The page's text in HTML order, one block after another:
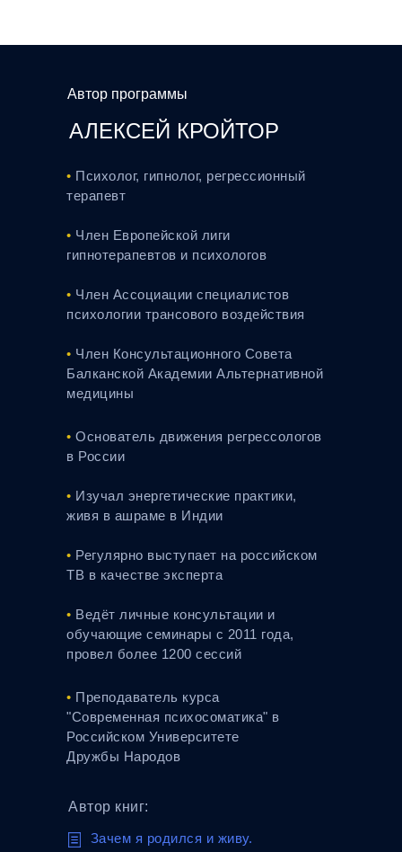
jjjjjjj Зачем я родился и живу.
• Психолог, гипнолог, регрессионный
терапевт
• Член Европейской лиги
гипнотерапевтов и психологов
• Член Ассоциации специалистов
психологии трансовoго воздействия
• Член Консультационного Совета
Балканской Академии Альтернативной
медицины
Автор программы
АЛЕКСЕЙ КРОЙТОР
• Основатель движения регрессологов
в России
• Изучал энергетические практики,
живя в ашраме в Индии
• Регулярно выступает на российском
ТВ в качестве эксперта
• Ведёт личные консультации и
обучающие семинары с 2011 года,
провел более 1200 сессий
Автор книг:
• Преподаватель курса
"Современная психосоматика" в
Российском Университете
Дружбы Народов